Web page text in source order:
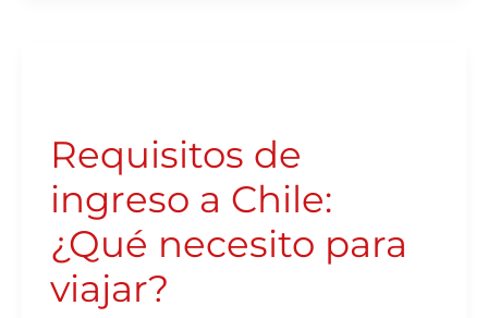
Requisitos de
ingreso a Chile:
¿Qué necesito para
viajar?
¿QUÉ
NECESITO
PARA
VIAJAR?